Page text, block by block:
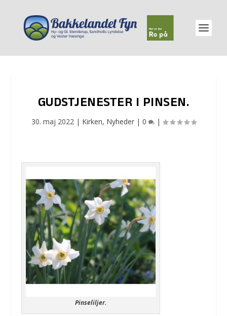
GUDSTJENESTER I PINSEN.
30. maj 2022| Kirken, Nyheder| 0 |
Pinseliljer.